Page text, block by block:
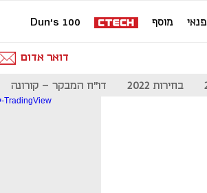
פנאי מוסף Dun's 100
דואר אדום
בחירות 2022 דו"ח המבקר - קורונה
עקוב אחר כל השווקים ב-TradingView